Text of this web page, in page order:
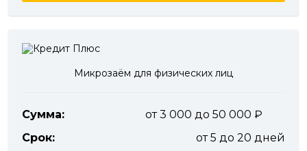
Микрозаём для физических лиц
Сумма:
от 3 000 до 50 000
Срок:
от 5 до 20 дней